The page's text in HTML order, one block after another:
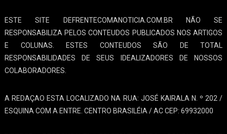
ESTE SITE DEFRENTECOMANOTICIA.COM.BR NÃO SE
RESPONSABILIZA PELOS CONTEUDOS PUBLICADOS NOS ARTIGOS
E COLUNAS. ESTES CONTEUDOS SÃO DE TOTAL
RESPONSABILIDADES DE SEUS IDEALIZADORES DE NOSSOS
COLABORADORES.
A REDAÇAO ESTA LOCALIZADO NA RUA: JOSÉ KAIRALA N. º 202 /
ESQUINA COM A ENTRE. CENTRO BRASILÉIA / AC CEP: 69932000